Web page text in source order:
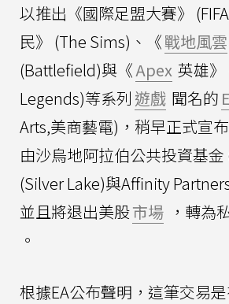
以推出《國際足盟大賽》
民》 (The Sims)、《戰地風雲
(Battlefield)與《Apex 英雄》
Legends)等系列 遊戲 聞名的
Arts,美商藝電)，稍早正式宣布
由沙烏地阿拉伯公共投資基金
(Silver Lake)與Affinity
並且將退出美股市場 ，轉為
。
根據EA公布聲明，這筆交易